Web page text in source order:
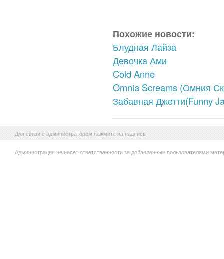
Похожие новости:
Блудная Лайза
Девочка Ами
Cold Anne
Omnia Screams (Омния
Забавная Джетти(Funny
Для связи с администратором нажмите на надпись
Администрация не несет ответственности за добавленные пользователями